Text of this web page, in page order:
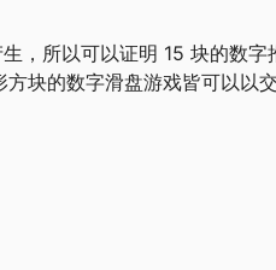
，所以可以证明 15 块的数字
方块的数字滑盘游戏皆可以以